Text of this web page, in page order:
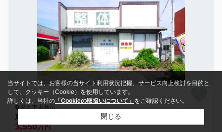
東金市東新宿
東金市東新宿 中古店舗付戸建
3,550万円
当サイトでは、お客様の当サイト利用状況把握、サービス向上検討を目的と
して、クッキー（Cookie）を使用しています。
詳しくは、当社の 「Cookieの取扱いについて」 をご確認ください。
閉じる